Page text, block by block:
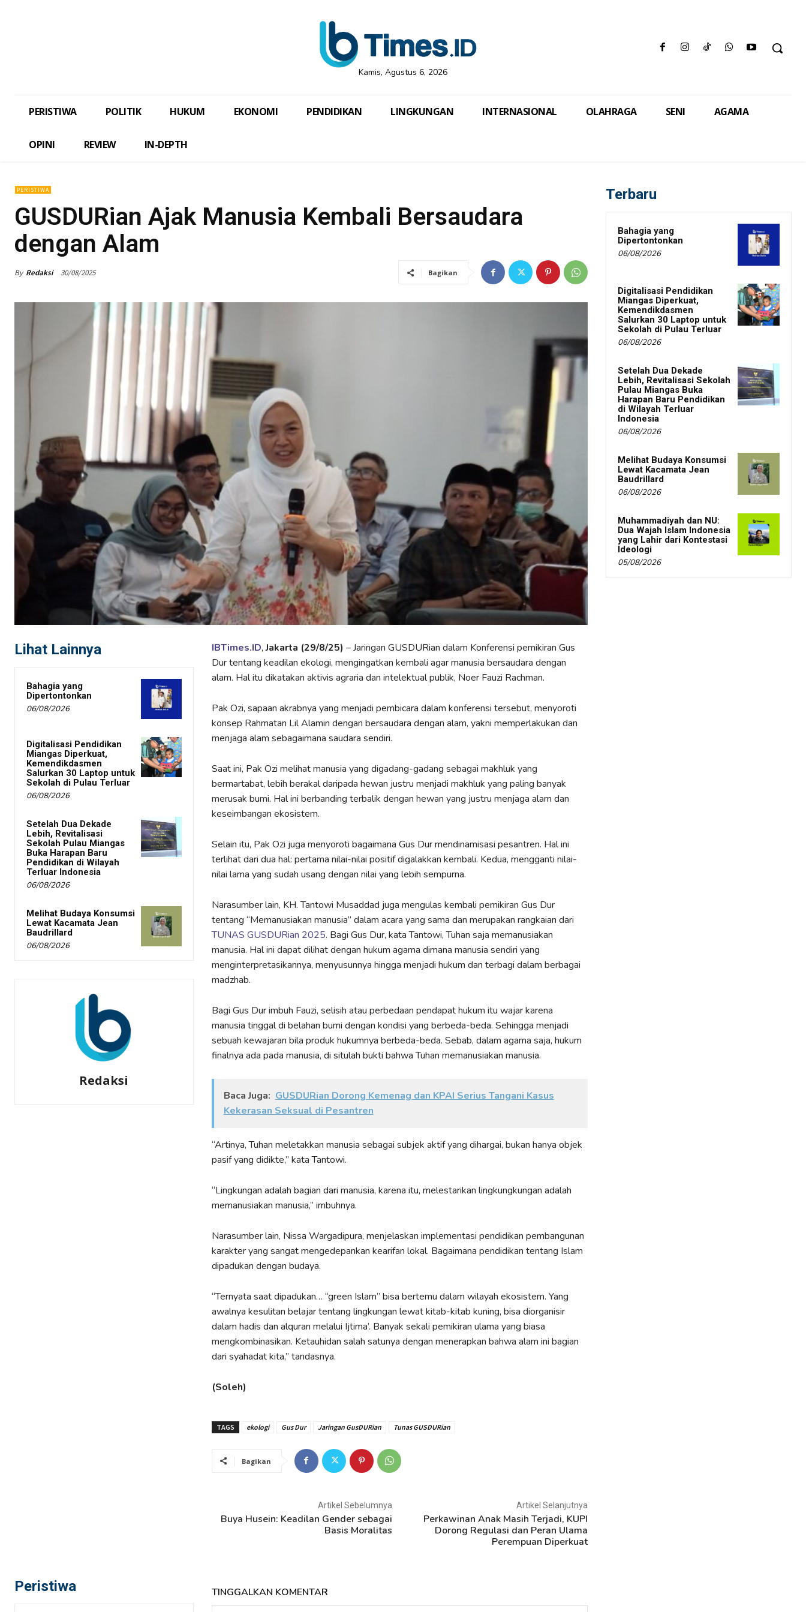
Kamis, Agustus 6, 2026
PERISTIWA POLITIK HUKUM EKONOMI PENDIDIKAN LINGKUNGAN INTERNASIONAL OLAHRAGA SENI AGAMA
OPINI REVIEW IN-DEPTH
PERISTIWA
GUSDURian Ajak Manusia Kembali Bersaudara
dengan Alam
By Redaksi 30/08/2025 Bagikan
Lihat Lainnya
Bahagia yang
Dipertontonkan
06/08/2026
Digitalisasi Pendidikan
Miangas Diperkuat,
Kemendikdasmen
Salurkan 30 Laptop untuk
Sekolah di Pulau Terluar
06/08/2026
Setelah Dua Dekade
Lebih, Revitalisasi
Sekolah Pulau Miangas
Buka Harapan Baru
Pendidikan di Wilayah
Terluar Indonesia
06/08/2026
Melihat Budaya Konsumsi
Lewat Kacamata Jean
Baudrillard
06/08/2026
Redaksi
IBTimes.ID,Jakarta (29/8/25) – Jaringan GUSDURian dalam Konferensi pemikiran Gus
Dur tentang keadilan ekologi, mengingatkan kembali agar manusia bersaudara dengan
alam. Hal itu dikatakan aktivis agraria dan intelektual publik, Noer Fauzi Rachman.
Pak Ozi, sapaan akrabnya yang menjadi pembicara dalam konferensi tersebut, menyoroti
konsep Rahmatan Lil Alamin dengan bersaudara dengan alam, yakni memperlakukan dan
menjaga alam sebagaimana saudara sendiri.
Saat ini, Pak Ozi melihat manusia yang digadang-gadang sebagai makhluk yang
bermartabat, lebih berakal daripada hewan justru menjadi makhluk yang paling banyak
merusak bumi. Hal ini berbanding terbalik dengan hewan yang justru menjaga alam dan
keseimbangan ekosistem.
Selain itu, Pak Ozi juga menyoroti bagaimana Gus Dur mendinamisasi pesantren. Hal ini
terlihat dari dua hal: pertama nilai-nilai positif digalakkan kembali. Kedua, mengganti nilai-
nilai lama yang sudah usang dengan nilai yang lebih sempurna.
Narasumber lain, KH. Tantowi Musaddad juga mengulas kembali pemikiran Gus Dur
tentang “Memanusiakan manusia” dalam acara yang sama dan merupakan rangkaian dari
TUNAS GUSDURian 2025. Bagi Gus Dur, kata Tantowi, Tuhan saja memanusiakan
manusia. Hal ini dapat dilihat dengan hukum agama dimana manusia sendiri yang
menginterpretasikannya, menyusunnya hingga menjadi hukum dan terbagi dalam berbagai
madzhab.
Bagi Gus Dur imbuh Fauzi, selisih atau perbedaan pendapat hukum itu wajar karena
manusia tinggal di belahan bumi dengan kondisi yang berbeda-beda. Sehingga menjadi
sebuah kewajaran bila produk hukumnya berbeda-beda. Sebab, dalam agama saja, hukum
finalnya ada pada manusia, di situlah bukti bahwa Tuhan memanusiakan manusia.
Baca Juga: GUSDURian Dorong Kemenag dan KPAI Serius Tangani Kasus
Kekerasan Seksual di Pesantren
“Artinya, Tuhan meletakkan manusia sebagai subjek aktif yang dihargai, bukan hanya objek
pasif yang didikte,” kata Tantowi.
“Lingkungan adalah bagian dari manusia, karena itu, melestarikan lingkungkungan adalah
memanusiakan manusia,” imbuhnya.
Narasumber lain, Nissa Wargadipura, menjelaskan implementasi pendidikan pembangunan
karakter yang sangat mengedepankan kearifan lokal. Bagaimana pendidikan tentang Islam
dipadukan dengan budaya.
“Ternyata saat dipadukan… “green Islam” bisa bertemu dalam wilayah ekosistem. Yang
awalnya kesulitan belajar tentang lingkungan lewat kitab-kitab kuning, bisa diorganisir
dalam hadis dan alquran melalui Ijtima’. Banyak sekali pemikiran ulama yang biasa
mengkombinasikan. Ketauhidan salah satunya dengan menerapkan bahwa alam ini bagian
dari syahadat kita,” tandasnya.
(Soleh)
TAGS ekologi Gus Dur Jaringan GusDURian Tunas GUSDURian
Bagikan
Artikel Sebelumnya
Buya Husein: Keadilan Gender sebagai
Basis Moralitas
Artikel Selanjutnya
Perkawinan Anak Masih Terjadi, KUPI
Dorong Regulasi dan Peran Ulama
Perempuan Diperkuat
Peristiwa TINGGALKAN KOMENTAR
Terbaru
Bahagia yang
Dipertontonkan
06/08/2026
Digitalisasi Pendidikan
Miangas Diperkuat,
Kemendikdasmen
Salurkan 30 Laptop untuk
Sekolah di Pulau Terluar
06/08/2026
Setelah Dua Dekade
Lebih, Revitalisasi Sekolah
Pulau Miangas Buka
Harapan Baru Pendidikan
di Wilayah Terluar
Indonesia
06/08/2026
Melihat Budaya Konsumsi
Lewat Kacamata Jean
Baudrillard
06/08/2026
Muhammadiyah dan NU:
Dua Wajah Islam Indonesia
yang Lahir dari Kontestasi
Ideologi
05/08/2026